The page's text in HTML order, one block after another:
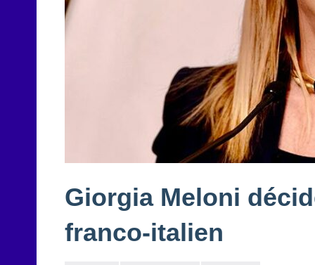
Giorgia Meloni
franco-italien